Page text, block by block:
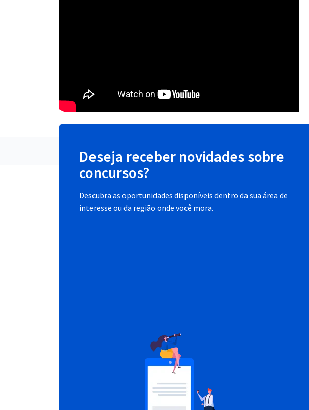
Deseja receber novidades sobre
concursos?
Descubra as oportunidades disponíveis dentro da sua área de
interesse ou da região onde você mora.